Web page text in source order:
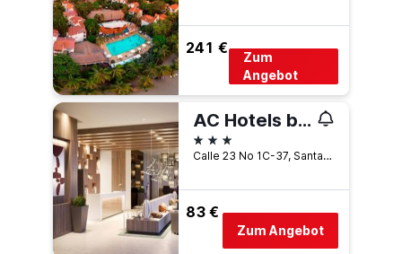
241 €
Zum
Angebot
AC Hotels by Marriott Santa Marta
3 Sterne
Calle 23 No 1C-37, Santa Marta, Kolumbien
83 €
Zum Angebot